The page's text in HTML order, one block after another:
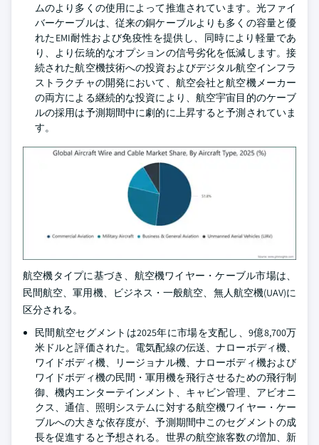
ムのより多くの使用によって推進されています。光ファイ
バーケーブルは、従来の銅ケーブルよりも多くの容量と優
れたEMI耐性および免疫性を提供し、同時により軽量であ
り、より伝統的なオプションの信号劣化を低減します。接
続された航空機技術への投資およびデジタル航空インフラ
ストラクチャの開発において、航空会社と航空機メーカー
の両方による継続的な投資により、航空宇宙目的のケーブ
ルの採用は予測期間中に劇的に上昇すると予測されていま
す。
航空機タイプに基づき、航空機ワイヤー・ケーブル市場は、
民間航空、軍用機、ビジネス・一般航空、無人航空機(UAV)に
区分される。
民間航空セグメントは2025年に市場を支配し、9億8,700万
米ドルと評価された。電気配線の伝送、ナローボディ機、
ワイドボディ機、リージョナル機、ナローボディ機および
ワイドボディ機の民間・軍用機を飛行させるための飛行制
御、機内エンターテインメント、キャビン管理、アビオニ
クス、通信、照明システムに対する航空機ワイヤー・ケー
ブルへの大きな依存度が、予測期間中このセグメントの成
長を促進すると予想される。世界の航空旅客数の増加、新